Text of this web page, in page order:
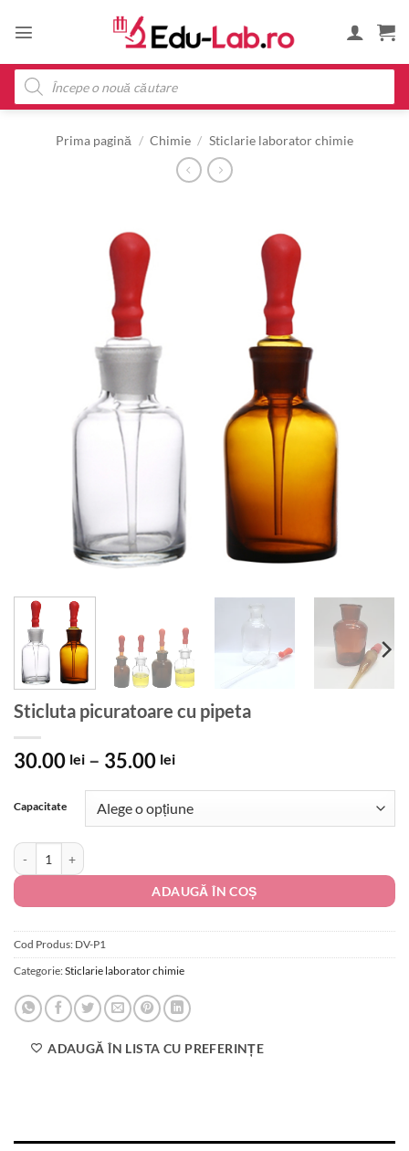
Products
search
Prima pagină / Chimie / Sticlarie laborator chimie
Sticluta picuratoare cu pipeta
30.00 lei – 35.00 leiInterval
prețuri:
30.00 lei
35.00 lei
Capacitate
Cantitate Sticluta picuratoare cu pipeta
ADAUGĂ ÎN COȘ
Cod Produs: DV-P1
Categorie:Sticlarie laborator chimie
ADAUGĂ ÎN LISTA CU PREFERINȚE